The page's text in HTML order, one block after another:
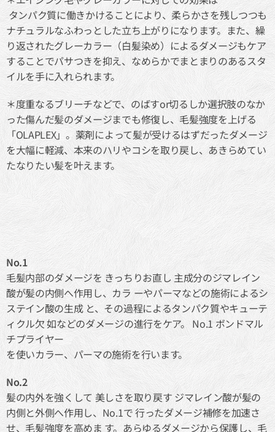
タンパク質に働きかけることにより、柔らかさを残しつつも
ナチュラルなふわっとした立ち上がりになります。また、繰
り返されたグレーカラー（白髪染め）によるダメージもケア
することでパサつきを抑え、なめらかでまとまりのあるスタ
イルを手に入れられます。
＊度重なるブリーチなどで、のばすor切るしか選択肢のなか
った傷んだ髪のダメージまでも修復し、毛髪強度を上げる
「OLAPLEX」。薬剤によって髪が受けるはずだったダメージ
を大幅に軽減、本来のハリやコシを取り戻し、あきらめてい
たなりたい髪を叶えます。
No.1
毛髪内部のダメージを きっちりお直し 主成分のジマレイン
酸が髪の内側へ作用し、カラ ーやパーマなどの施術によるシ
ステイン酸の生成 と、その過程によるタンパク質やキューテ
ィクル欠 如などのダメージの進行をケア。 No.1 ボンドマル
チプライヤー
を使いカラー、パーマの施術を行います。
No.2
髪の内外を強くして 美しさを取り戻す ジマレイン酸が髪の
内側と外側へ作用し、No.1で 行ったダメージ補修を加速さ
せ、毛髪強度を高めま す。あらゆるダメージから保護し、毛